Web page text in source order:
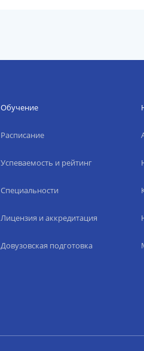
Обучение
Расписание
Успеваемость и рейтинг
Специальности
Лицензия и аккредитация
Довузовская подготовка